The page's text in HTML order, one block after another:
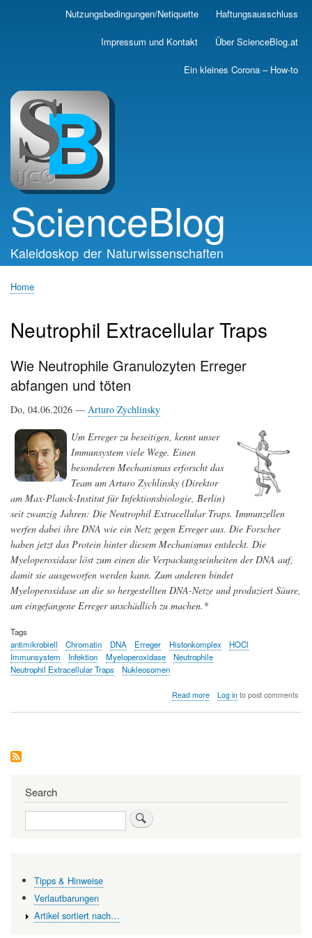
Skip
main
Nutzungsbedingungen/Netiquette Haftungsausschluss
Impressum und Kontakt Über ScienceBlog.at
Ein kleines Corona – How-to
ScienceBlog
Kaleidoskop der Naturwissenschaften
Home
Neutrophil Extracellular Traps
Wie Neutrophile Granulozyten Erreger
abfangen und töten
Do, 04.06.2026 — Arturo Zychlinsky
Um Erreger zu beseitigen, kennt unser
Immunsystem viele Wege. Einen
besonderen Mechanismus erforscht das
Team um Arturo Zychlinsky (Direktor
am Max-Planck-Institut für Infektionsbiologie, Berlin)
seit zwanzig Jahren: Die Neutrophil Extracellular Traps. Immunzellen
werfen dabei ihre DNA wie ein Netz gegen Erreger aus. Die Forscher
haben jetzt das Protein hinter diesem Mechanismus entdeckt. Die
Myeloperoxidase löst zum einen die Verpackungseinheiten der DNA auf,
damit sie ausgeworfen werden kann. Zum anderen bindet
Myeloperoxidase an die so hergestellten DNA-Netze und produziert Säure,
um eingefangene Erreger unschädlich zu machen.*
Tags
antimikrobiell
Chromatin DNA Erreger Histonkomplex
HOCl
Immunsystem
Infektion Myeloperoxidase
Neutrophile
Neutrophil Extracellular Traps
Nukleosomen
Read moreabout
Log into post comments
Search
Search
Tipps & Hinweise
Verlautbarungen
Artikel sortiert nach…